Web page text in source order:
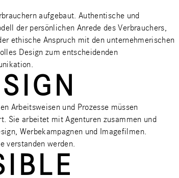
aufgebaut. Authentische und
der persönlichen Anrede des Verbrauchers,
ethische Anspruch mit den unternehmerischen
Design zum entscheidenden
Arbeitsweisen und Prozesse müssen
Sie arbeitet mit Agenturen zusammen und
Werbekampagnen und Imagefilmen.
verstanden werden.